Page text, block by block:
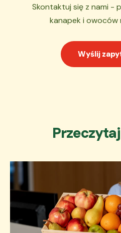
Skontaktuj się z nami -
kanapek i owoców
Wyślij